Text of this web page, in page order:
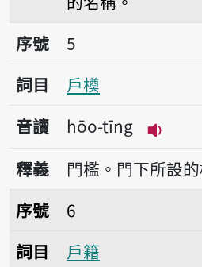
序號5戶橂
序號
5
詞目
戶橂
音讀
hōo-tīng
播放
釋義
門檻。門下所設
序號6戶籍
序號
6
詞目
戶籍